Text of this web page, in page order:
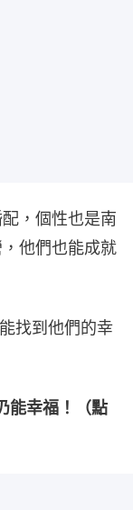
，個性也是南
他們也能成就
找到他們的幸
能幸福！（點